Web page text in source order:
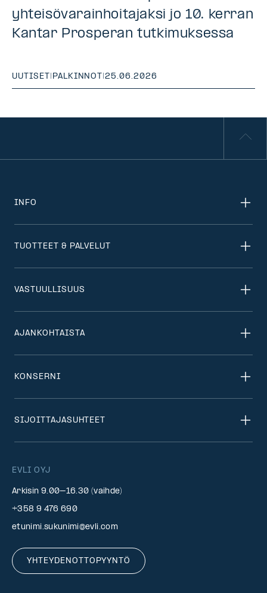
yhteisövarainhoitajaksi jo 10. kerran
Kantar Prosperan tutkimuksessa
UUTISET | PALKINNOT |25.06.2026
EVLI OYJ
Arkisin 9.00–16.30 (vaihde)
+358 9 476 690
etunimi.sukunimi@evli.com
YHTEYDENOTTOPYYNTÖ
INFO
TUOTTEET & PALVELUT
VASTUULLISUUS
AJANKOHTAISTA
KONSERNI
SIJOITTAJASUHTEET